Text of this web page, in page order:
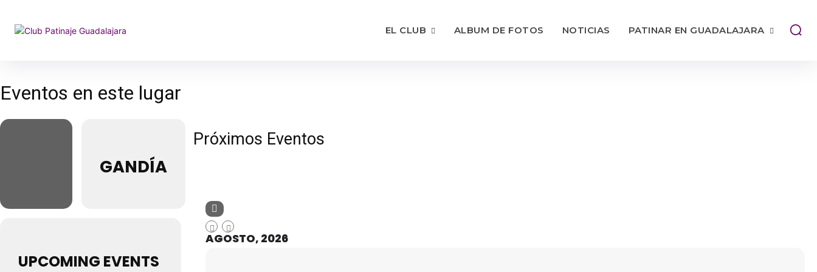
EL CLUB ALBUM DE FOTOS NOTICIAS PATINAR EN GUADALAJARA
Eventos en este lugar
GANDÍA
UPCOMING EVENTS
Próximos Eventos
AGOSTO, 2026